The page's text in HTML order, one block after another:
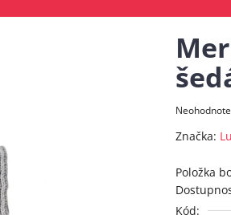
Priemerné
produktu
Značka:
Položka
Kód: